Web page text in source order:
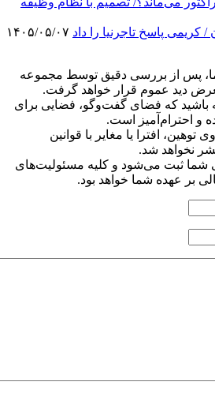
/ کریمی پاسخ تاجرنیا را داد
پس از بررسی دقیق توسط مجموعه
دید عموم قرار خواهد گرفت.
باشید که فضای گفت‌وگو، فضایی برای
و احترام‌آمیز است.
توهین، افترا یا مغایر با قوانین
نخواهد شد.
شما ثبت می‌شود و کلیه مسئولیت‌های
بر عهده شما خواهد بود.